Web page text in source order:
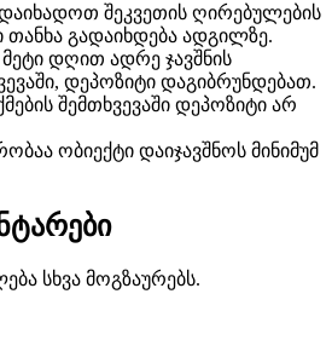
შეკვეთის ღირებულების
თანხა გადაიხდება ადგილზე.
მეტი დღით ადრე ჯავშნის
დეპოზიტი დაგიბრუნდებათ.
შემთხვევაში დეპოზიტი არ
ობიექტი დაიჯავშნოს მინიმუმ
სხვა მოგზაურებს.